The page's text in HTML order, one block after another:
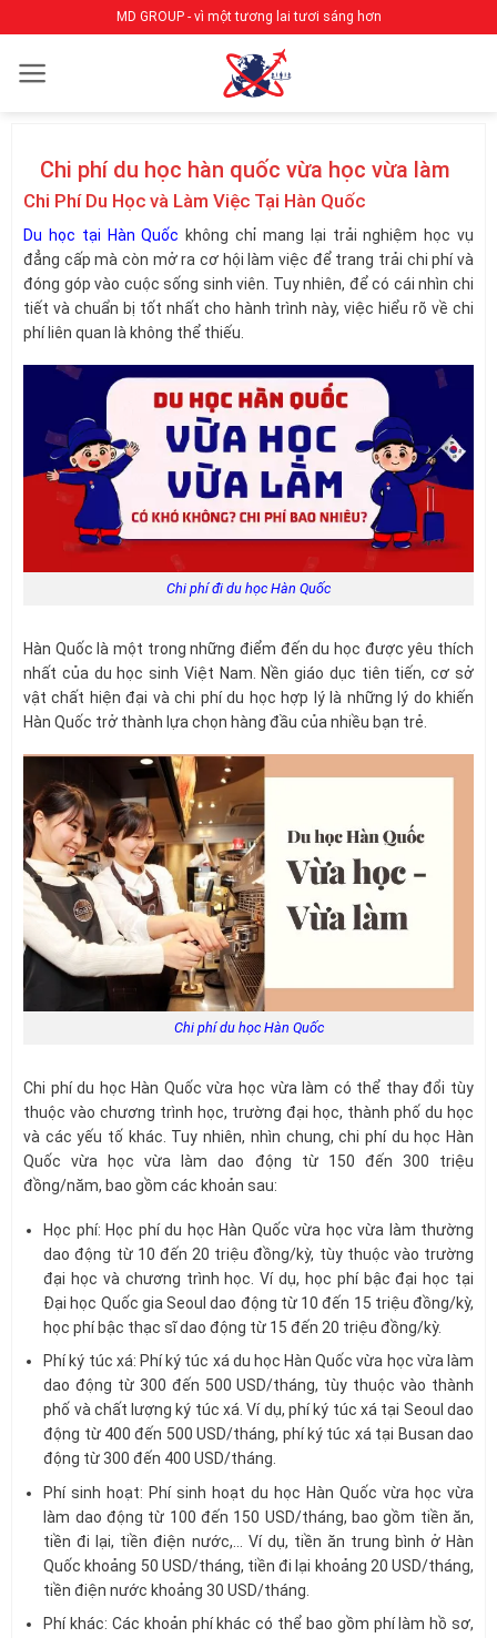
qua
nội
MD GROUP - vì một tương lai tươi sáng hơn
Chi phí du học hàn quốc vừa học vừa làm
Chi Phí Du Học và Làm Việc Tại Hàn Quốc
Du học tại Hàn Quốc không chỉ mang lại trải nghiệm học vụ
đẳng cấp mà còn mở ra cơ hội làm việc để trang trải chi phí và
đóng góp vào cuộc sống sinh viên. Tuy nhiên, để có cái nhìn chi
tiết và chuẩn bị tốt nhất cho hành trình này, việc hiểu rõ về chi
phí liên quan là không thể thiếu.
Chi phí đi du học Hàn Quốc
Hàn Quốc là một trong những điểm đến du học được yêu thích
nhất của du học sinh Việt Nam. Nền giáo dục tiên tiến, cơ sở
vật chất hiện đại và chi phí du học hợp lý là những lý do khiến
Hàn Quốc trở thành lựa chọn hàng đầu của nhiều bạn trẻ.
Chi phí du học Hàn Quốc
Chi phí du học Hàn Quốc vừa học vừa làm có thể thay đổi tùy
thuộc vào chương trình học, trường đại học, thành phố du học
và các yếu tố khác. Tuy nhiên, nhìn chung, chi phí du học Hàn
Quốc vừa học vừa làm dao động từ 150 đến 300 triệu
đồng/năm, bao gồm các khoản sau:
Học phí: Học phí du học Hàn Quốc vừa học vừa làm thường
dao động từ 10 đến 20 triệu đồng/kỳ, tùy thuộc vào trường
đại học và chương trình học. Ví dụ, học phí bậc đại học tại
Đại học Quốc gia Seoul dao động từ 10 đến 15 triệu đồng/kỳ,
học phí bậc thạc sĩ dao động từ 15 đến 20 triệu đồng/kỳ.
Phí ký túc xá: Phí ký túc xá du học Hàn Quốc vừa học vừa làm
dao động từ 300 đến 500 USD/tháng, tùy thuộc vào thành
phố và chất lượng ký túc xá. Ví dụ, phí ký túc xá tại Seoul dao
động từ 400 đến 500 USD/tháng, phí ký túc xá tại Busan dao
động từ 300 đến 400 USD/tháng.
Phí sinh hoạt: Phí sinh hoạt du học Hàn Quốc vừa học vừa
làm dao động từ 100 đến 150 USD/tháng, bao gồm tiền ăn,
tiền đi lại, tiền điện nước,… Ví dụ, tiền ăn trung bình ở Hàn
Quốc khoảng 50 USD/tháng, tiền đi lại khoảng 20 USD/tháng,
tiền điện nước khoảng 30 USD/tháng.
Phí khác: Các khoản phí khác có thể bao gồm phí làm hồ sơ,